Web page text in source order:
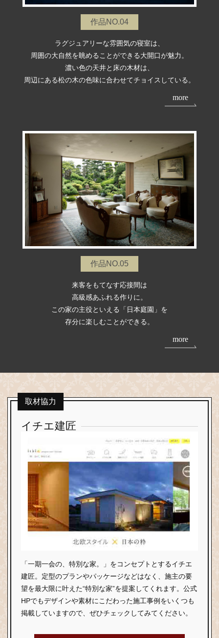
作品NO.04
ラグジュアリーな雰囲気の寝室は、
周囲の大自然を眺めることができる大開口が魅力。
濃い色の天井と床の木材は、
周辺にある松の木の色味に合わせてチョイスしている。
more
作品NO.05
来客をもてなす応接間は
高級感あふれる作りに。
この家の主役といえる「日本庭園」を
存分に楽しむことができる。
more
取材協力
イチエ建匠
「一期一会の、特別な家。」をコンセプトとするイチエ
建匠。定型のプランやパッケージなどはなく、施主の要
望を最大限に叶えた“特別な家”を提案してくれます。公式
HPでもデザインや素材にこだわった施工事例をいくつも
掲載していますので、ぜひチェックしてみてください。